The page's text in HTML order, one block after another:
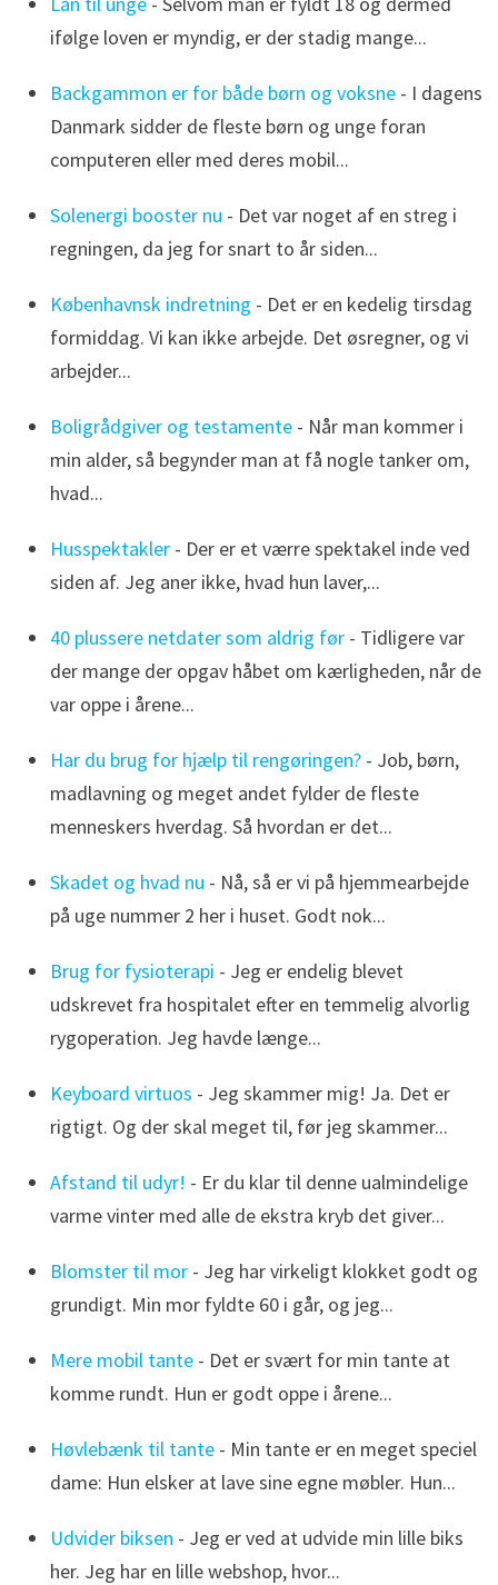
ifølge loven er myndig, er der stadig mange...
Backgammon er for både børn og voksne- I dagens
Danmark sidder de fleste børn og unge foran
computeren eller med deres mobil...
Solenergi booster nu - Det var noget af en streg i
regningen, da jeg for snart to år siden...
Københavnsk indretning - Det er en kedelig tirsdag
formiddag. Vi kan ikke arbejde. Det øsregner, og vi
arbejder...
Boligrådgiver og testamente- Når man kommer i
min alder, så begynder man at få nogle tanker om,
hvad...
Husspektakler- Der er et værre spektakel inde ved
siden af. Jeg aner ikke, hvad hun laver,...
40 plussere netdater som aldrig før- Tidligere var
der mange der opgav håbet om kærligheden, når de
var oppe i årene...
Har du brug for hjælp til rengøringen?- Job, børn,
madlavning og meget andet fylder de fleste
menneskers hverdag. Så hvordan er det...
Skadet og hvad nu - Nå, så er vi på hjemmearbejde
på uge nummer 2 her i huset. Godt nok...
Brug for fysioterapi - Jeg er endelig blevet
udskrevet fra hospitalet efter en temmelig alvorlig
rygoperation. Jeg havde længe...
Keyboard virtuos - Jeg skammer mig! Ja. Det er
rigtigt. Og der skal meget til, før jeg skammer...
Afstand til udyr! - Er du klar til denne ualmindelige
varme vinter med alle de ekstra kryb det giver...
Blomster til mor- Jeg har virkeligt klokket godt og
grundigt. Min mor fyldte 60 i går, og jeg...
Mere mobil tante- Det er svært for min tante at
komme rundt. Hun er godt oppe i årene...
Høvlebænk til tante- Min tante er en meget speciel
dame: Hun elsker at lave sine egne møbler. Hun...
Udvider biksen - Jeg er ved at udvide min lille biks
her. Jeg har en lille webshop, hvor...